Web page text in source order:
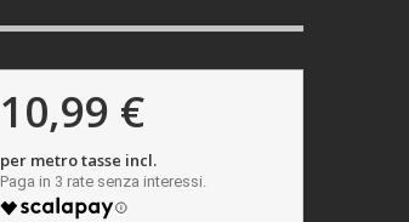
10,99 €
per metro tasse incl.